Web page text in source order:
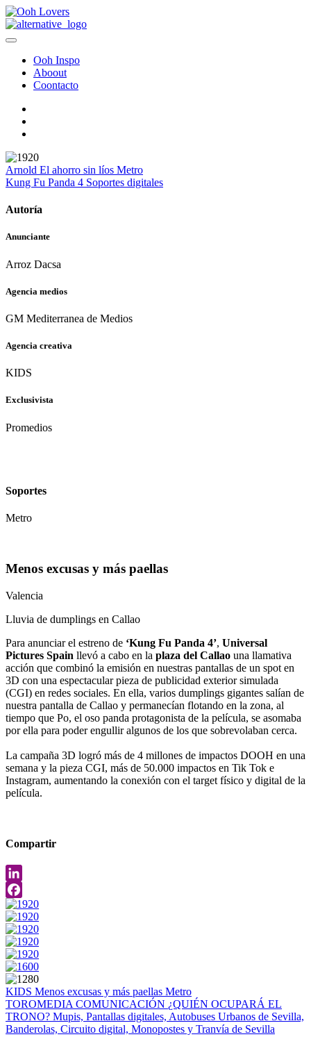
Ooh Inspo
Aboout
Coontacto
Arnold El ahorro sin líos Metro
Kung Fu Panda 4 Soportes digitales
Autoría
Anunciante
Arroz Dacsa
Agencia medios
GM Mediterranea de Medios
Agencia creativa
KIDS
Exclusivista
Promedios
Soportes
Metro
Menos excusas y más paellas
Valencia
Lluvia de dumplings en Callao
Para anunciar el estreno de ‘Kung Fu Panda 4’, Universal
Pictures Spain llevó a cabo en la plaza del Callao una llamativa
acción que combinó la emisión en nuestras pantallas de un spot en
3D con una espectacular pieza de publicidad exterior simulada
(CGI) en redes sociales. En ella, varios dumplings gigantes salían de
nuestra pantalla de Callao y permanecían flotando en la zona, al
tiempo que Po, el oso panda protagonista de la película, se asomaba
por ella para poder engullir algunos de los que sobrevolaban cerca.
La campaña 3D logró más de 4 millones de impactos DOOH en una
semana y la pieza CGI, más de 50.000 impactos en Tik Tok e
Instagram, aumentando la conexión con el target físico y digital de la
película.
Compartir
LinkedIn
Facebook
KIDS Menos excusas y más paellas Metro
TOROMEDIA COMUNICACIÓN ¿QUIÉN OCUPARÁ EL
TRONO? Mupis, Pantallas digitales, Autobuses Urbanos de Sevilla,
Banderolas, Circuito digital, Monopostes y Tranvía de Sevilla